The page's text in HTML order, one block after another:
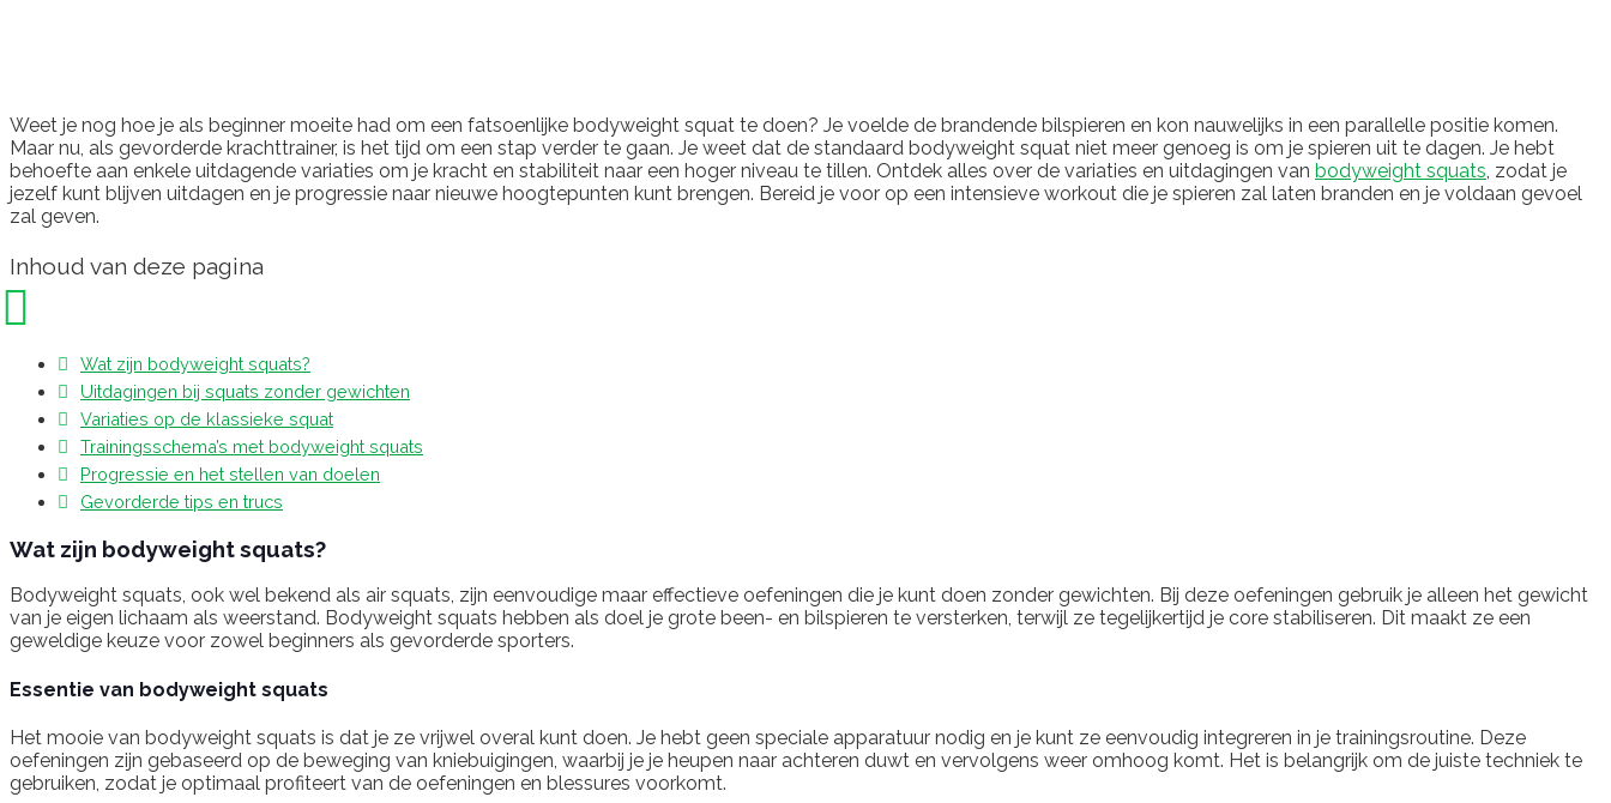
Weet je nog hoe je als beginner moeite had om een fatsoenlijke bodyweight squat te doen? Je voelde de brandende bilspieren en kon nauwelijks in een parallelle positie komen.
Maar nu, als gevorderde krachttrainer, is het tijd om een stap verder te gaan. Je weet dat de standaard bodyweight squat niet meer genoeg is om je spieren uit te dagen. Je hebt
behoefte aan enkele uitdagende variaties om je kracht en stabiliteit naar een hoger niveau te tillen. Ontdek alles over de variaties en uitdagingen van bodyweight squats, zodat je
jezelf kunt blijven uitdagen en je progressie naar nieuwe hoogtepunten kunt brengen. Bereid je voor op een intensieve workout die je spieren zal laten branden en je voldaan gevoel
zal geven.
Inhoud van deze pagina
Wat zijn bodyweight squats?
Uitdagingen bij squats zonder gewichten
Variaties op de klassieke squat
Trainingsschema’s met bodyweight squats
Progressie en het stellen van doelen
Gevorderde tips en trucs
Wat zijn bodyweight squats?
Bodyweight squats, ook wel bekend als air squats, zijn eenvoudige maar effectieve oefeningen die je kunt doen zonder gewichten. Bij deze oefeningen gebruik je alleen het gewicht
van je eigen lichaam als weerstand. Bodyweight squats hebben als doel je grote been- en bilspieren te versterken, terwijl ze tegelijkertijd je core stabiliseren. Dit maakt ze een
geweldige keuze voor zowel beginners als gevorderde sporters.
Essentie van bodyweight squats
Het mooie van bodyweight squats is dat je ze vrijwel overal kunt doen. Je hebt geen speciale apparatuur nodig en je kunt ze eenvoudig integreren in je trainingsroutine. Deze
oefeningen zijn gebaseerd op de beweging van kniebuigingen, waarbij je je heupen naar achteren duwt en vervolgens weer omhoog komt. Het is belangrijk om de juiste techniek te
gebruiken, zodat je optimaal profiteert van de oefeningen en blessures voorkomt.